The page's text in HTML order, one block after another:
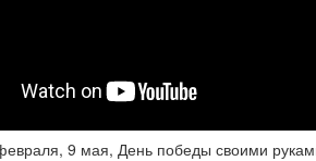
9 мая, День победы своими